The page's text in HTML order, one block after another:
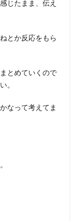
じたまま、伝え
とか反応をもら
とめていくので
。
なって考えてま